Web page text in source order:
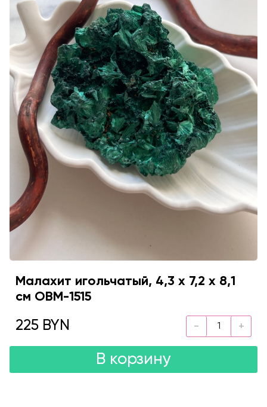
Малахит игольчатый, 4,3 х 7,2 х 8,1
см OBM-1515
225 BYN
В корзину